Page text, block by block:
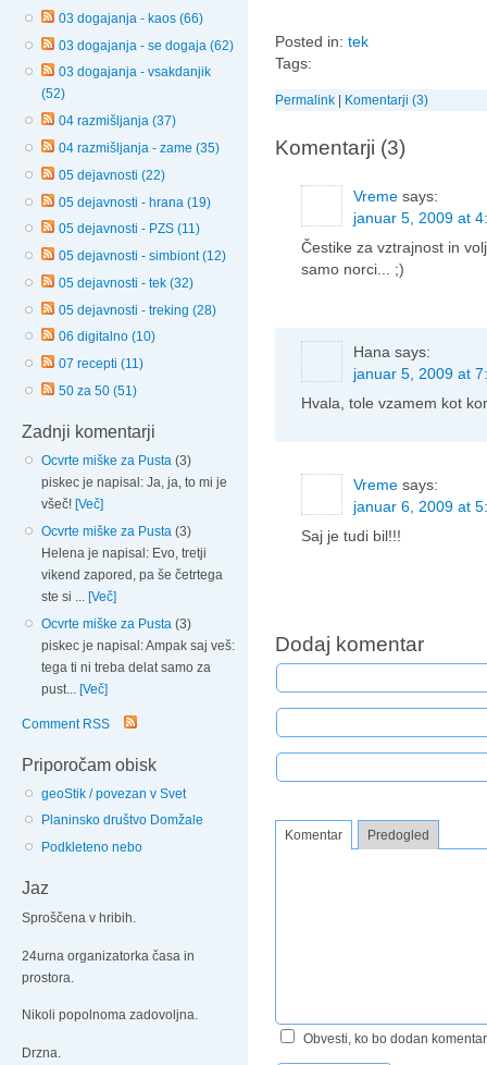
03 dogajanja - kaos (66)
03 dogajanja - se dogaja (62)
03 dogajanja - vsakdanjik
(52)
04 razmišljanja (37)
04 razmišljanja - zame (35)
05 dejavnosti (22)
05 dejavnosti - hrana (19)
05 dejavnosti - PZS (11)
05 dejavnosti - simbiont (12)
05 dejavnosti - tek (32)
05 dejavnosti - treking (28)
06 digitalno (10)
07 recepti (11)
50 za 50 (51)
Zadnji komentarji
Ocvrte miške za Pusta (3)
piskec je napisal: Ja, ja, to mi je
všeč! [Več]
Ocvrte miške za Pusta (3)
Helena je napisal: Evo, tretji
vikend zapored, pa še četrtega
ste si ... [Več]
Ocvrte miške za Pusta (3)
piskec je napisal: Ampak saj veš:
tega ti ni treba delat samo za
pust... [Več]
Comment RSS
Priporočam obisk
geoStik / povezan v Svet
Planinsko društvo Domžale
Podkleteno nebo
Jaz
Sproščena v hribih.
24urna organizatorka časa in
prostora.
Nikoli popolnoma zadovoljna.
Drzna.
Posted in: tek
Tags:
Permalink Komentarji (3)
Komentarji (3)
Vreme says:
januar 5, 2009 at
Čestike za vztrajnost in
samo norci... ;)
Hana says:
januar 5, 2009 at
Hvala, tole vzamem kot
Vreme says:
januar 6, 2009 at
Saj je tudi bil!!!
Dodaj komentar
Komentar Predogled
Obvesti, ko bo dodan komentar